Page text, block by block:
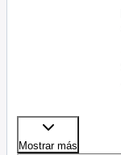
Mostrar más